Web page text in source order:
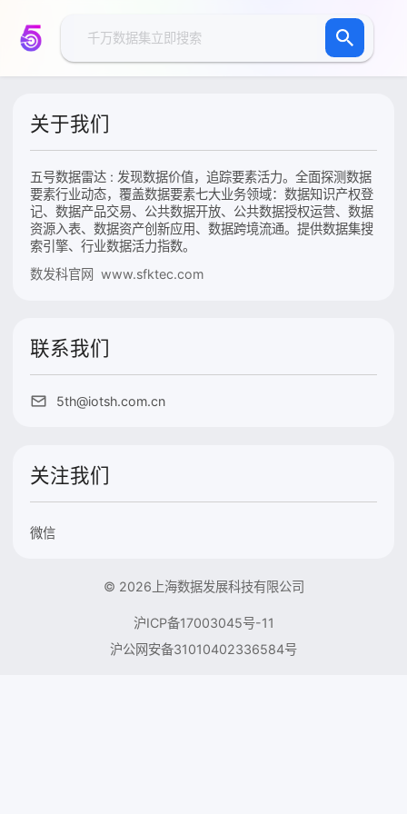
关于我们
五号数据雷达 : 发现数据价值，追踪要素活力。全面探测数据
要素行业动态，覆盖数据要素七大业务领域：数据知识产权登
记、数据产品交易、公共数据开放、公共数据授权运营、数据
资源入表、数据资产创新应用、数据跨境流通。提供数据集搜
索引擎、行业数据活力指数。
数发科官网 www.sfktec.com
联系我们
5th@iotsh.com.cn
关注我们
微信
© 2026上海数据发展科技有限公司
沪ICP备17003045号-11
沪公网安备31010402336584号